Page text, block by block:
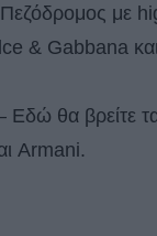
με
& Gabbana
Εδώ θα βρείτε
Armani.